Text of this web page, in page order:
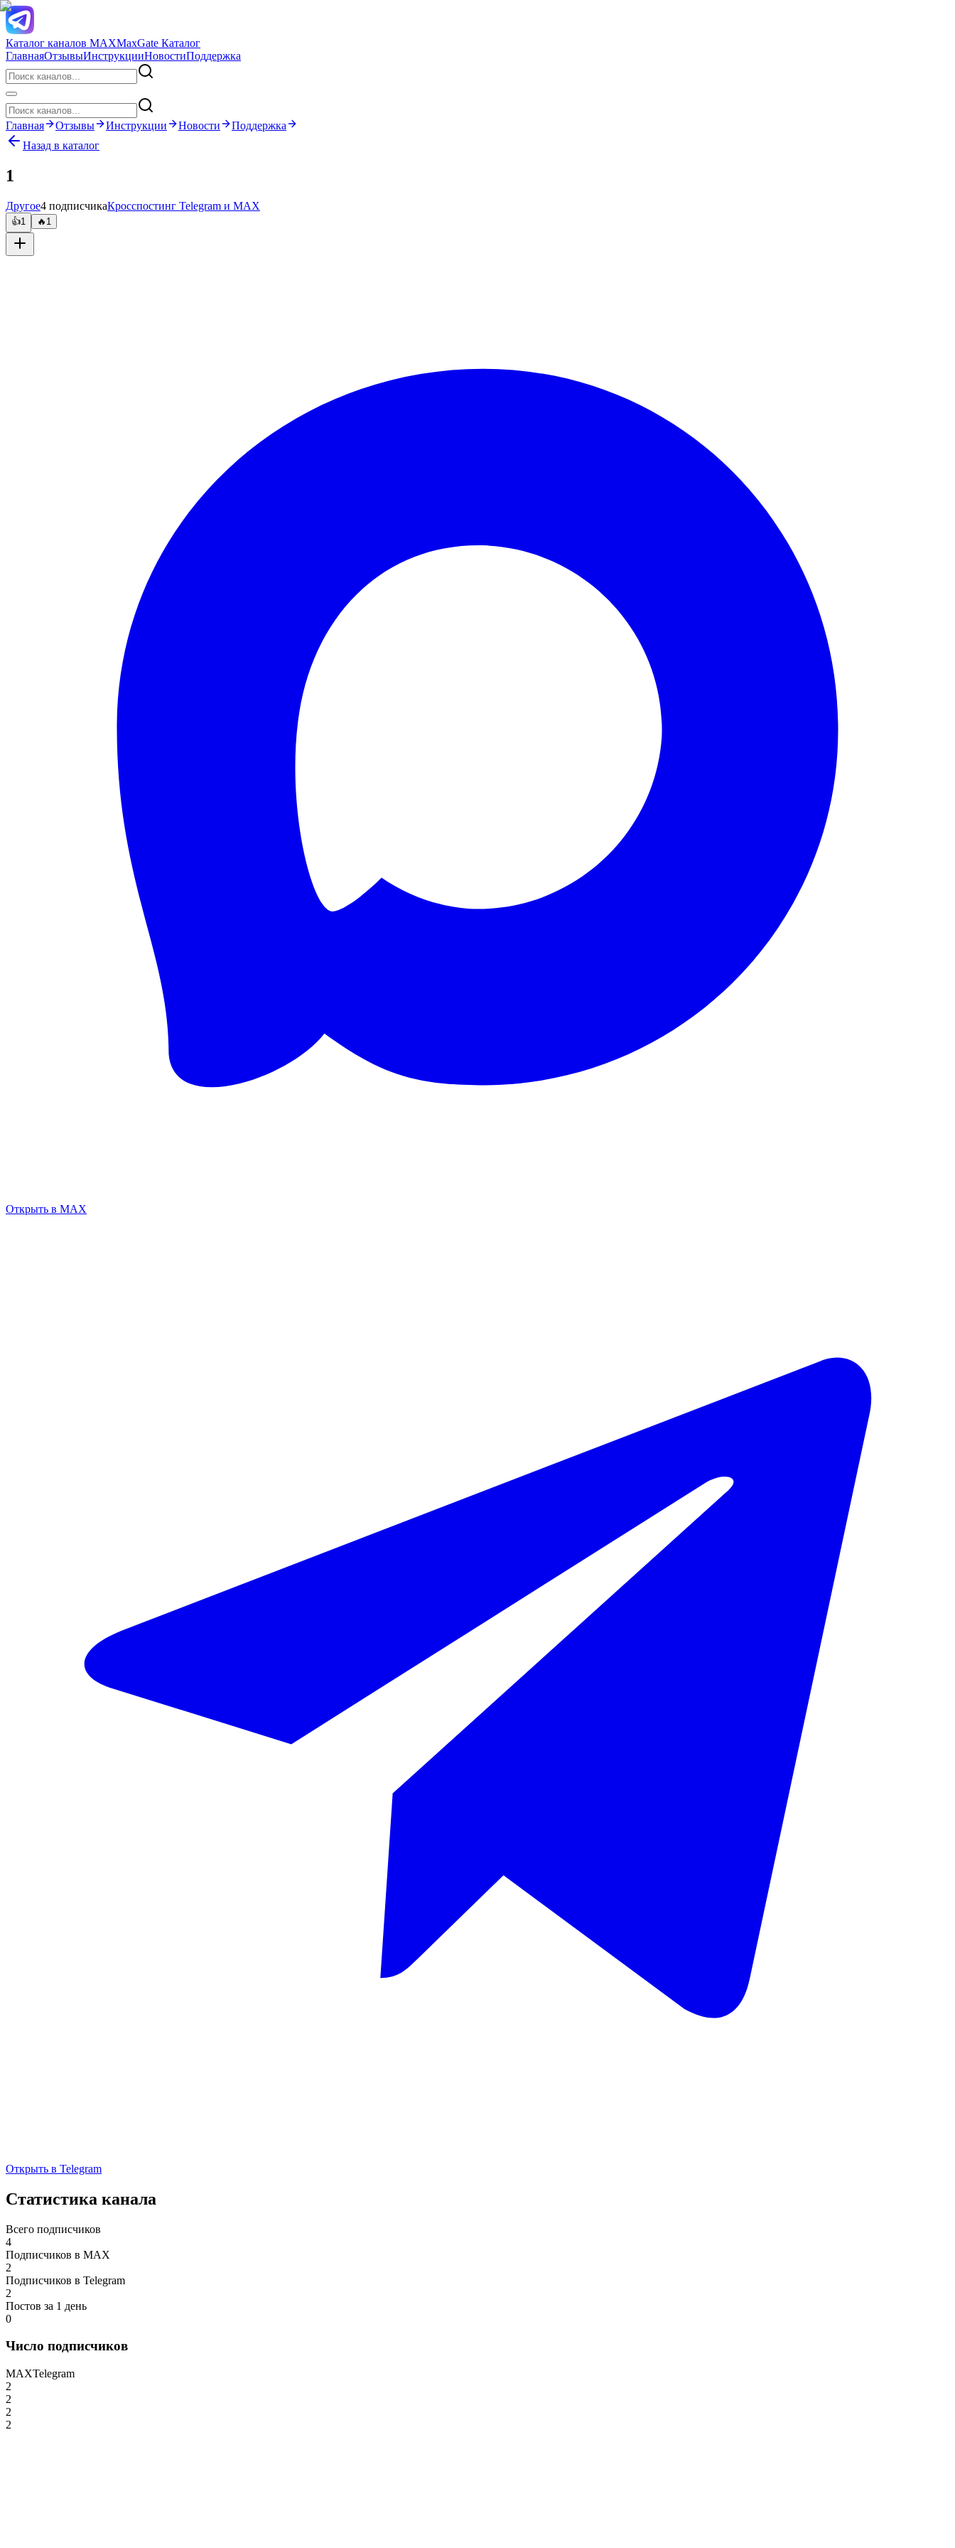
Каталог каналов MAXMaxGate Каталог
ГлавнаяОтзывыИнструкцииНовостиПоддержка
Главная Отзывы Инструкции Новости
Поддержка
Назад в каталог
1
Другое4 подписчикаКросспостинг Telegram и MAX
👍1 🔥 1
Открыть в MAX
Открыть в Telegram
Статистика канала
Всего подписчиков
4
Подписчиков в MAX
2
Подписчиков в Telegram
2
Постов за 1 день
0
Число подписчиков
MAXTelegram
2
2
2
2